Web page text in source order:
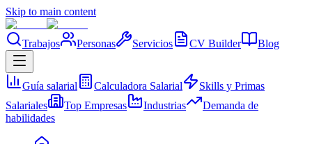
Skip to main content
Trabajos Personas Servicios CV Builder Blog
Guía salarial Calculadora Salarial
Skills y Primas
Salariales
Top Empresas Industrias
Demanda de
habilidades